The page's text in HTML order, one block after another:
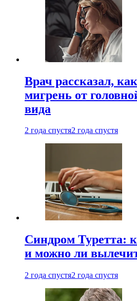
Врач рассказал,
мигрень от
вида
2 года спустя2 года спустя
Синдром Туретта:
и можно ли
2 года спустя2 года спустя